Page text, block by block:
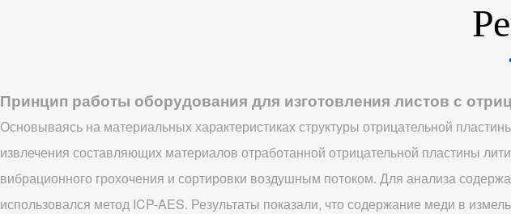
Принцип работы оборудования для изготовления листов с
Основываясь на материальных характеристиках структуры отрицательной
извлечения составляющих материалов отработанной отрицательной пластины
вибрационного грохочения и сортировки воздушным потоком. Для анализа
использовался метод ICP-AES. Результаты показали, что содержание меди в